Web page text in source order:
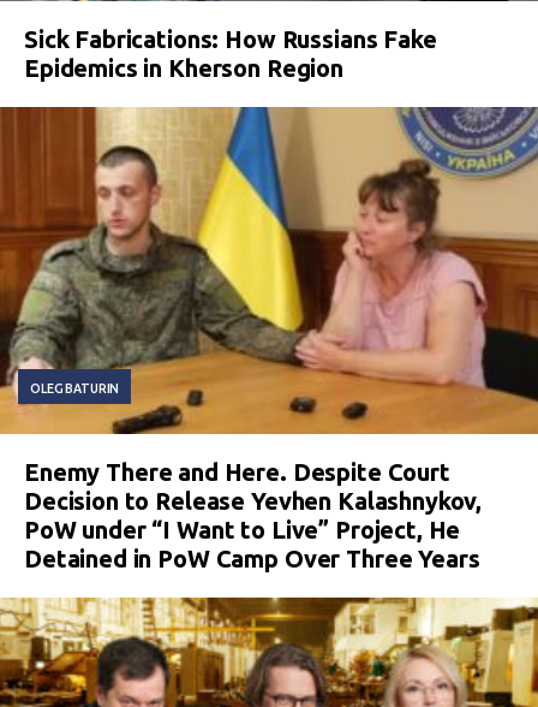
Sick Fabrications: How Russians Fake
Epidemics in Kherson Region
OLEG BATURIN
Enemy There and Here. Despite Court
Decision to Release Yevhen Kalashnykov,
PoW under “I Want to Live” Project, He
Detained in PoW Camp Over Three Years